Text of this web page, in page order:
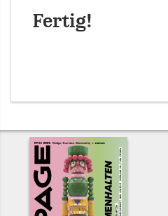
Fertig!